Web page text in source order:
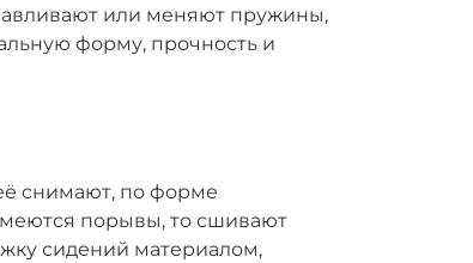
или меняют пружины,
форму, прочность и
снимают, по форме
порывы, то сшивают
сидений материалом,